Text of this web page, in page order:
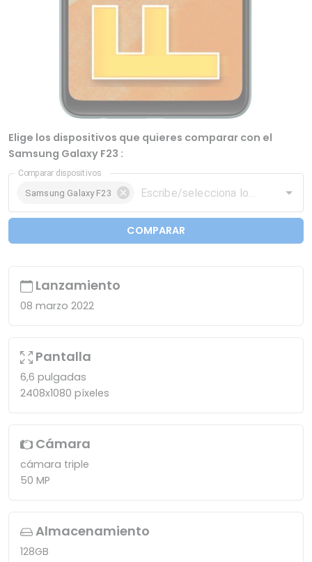
Elige los dispositivos que quieres comparar con el
Samsung Galaxy F23 :
Comparar dispositivos
Samsung Galaxy F23
COMPARAR
Lanzamiento
08 marzo 2022
Pantalla
6,6 pulgadas
2408x1080 píxeles
Cámara
cámara triple
50 MP
Almacenamiento
128GB